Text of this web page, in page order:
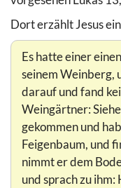
Dort erzählt Jesus
Es hatte einer
seinem Weinberg,
darauf und fand
Weingärtner:
gekommen und
Feigenbaum, und
nimmt er dem
und sprach zu ihm: